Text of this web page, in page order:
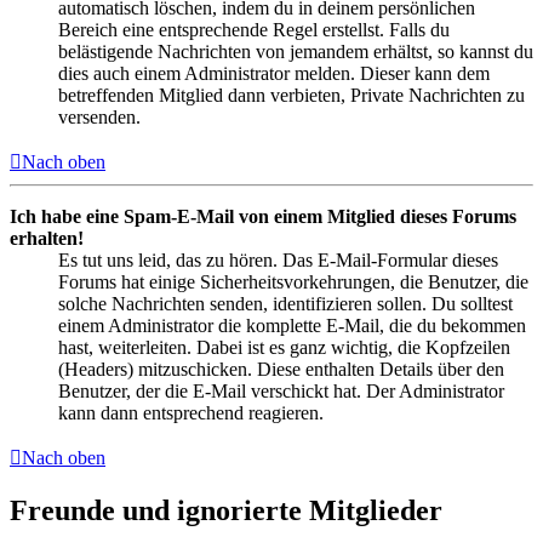
automatisch löschen, indem du in deinem persönlichen
Bereich eine entsprechende Regel erstellst. Falls du
belästigende Nachrichten von jemandem erhältst, so kannst du
dies auch einem Administrator melden. Dieser kann dem
betreffenden Mitglied dann verbieten, Private Nachrichten zu
versenden.
Nach oben
Ich habe eine Spam-E-Mail von einem Mitglied dieses Forums
erhalten!
Es tut uns leid, das zu hören. Das E-Mail-Formular dieses
Forums hat einige Sicherheitsvorkehrungen, die Benutzer, die
solche Nachrichten senden, identifizieren sollen. Du solltest
einem Administrator die komplette E-Mail, die du bekommen
hast, weiterleiten. Dabei ist es ganz wichtig, die Kopfzeilen
(Headers) mitzuschicken. Diese enthalten Details über den
Benutzer, der die E-Mail verschickt hat. Der Administrator
kann dann entsprechend reagieren.
Nach oben
Freunde und ignorierte Mitglieder